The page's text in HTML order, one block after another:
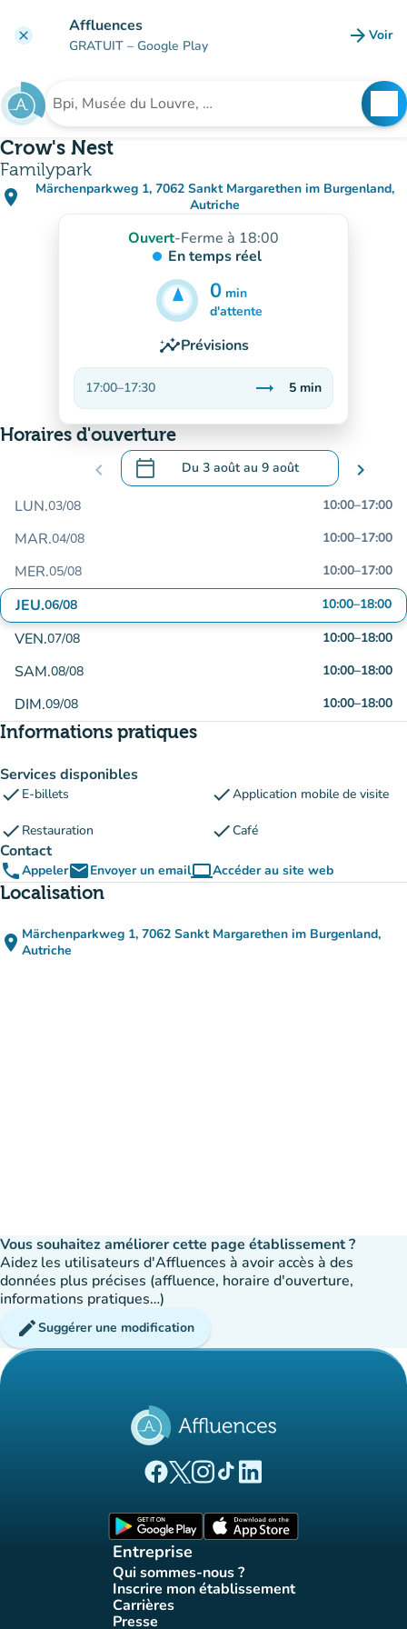
clear Affluences
GRATUIT – Google Play arrow_forward Voir
Rechercher un établissement
Crow's Nest
Familypark
place
Märchenparkweg 1, 7062 Sankt Margarethen im Burgenland,
Autriche
(ouvrir dans Google Maps)
(nouvel onglet)
Ouvert-Ferme à 18:00
En temps réel
0 min
5min
d'attente
insightsPrévisions
17:00–17:30 trending_flat
Stable
5 min
Horaires d'ouverture
chevron_left calendar_today Du 3 aoûtau 9 août
.Ouvrir le calendrier pour changer de
chevron_right
LUN.03/08 10:00–17:00
MAR.04/08 10:00–17:00
MER.05/08 10:00–17:00
JEU.06/08 10:00–18:00
VEN.07/08 10:00–18:00
SAM.08/08 10:00–18:00
DIM.09/08 10:00–18:00
Informations pratiques
Services disponibles
check E-billets checkApplication mobile de visite
check Restauration checkCafé
Contact
phoneAppeleremailEnvoyer un emailcomputerAccéder au site web
(nouvel onglet)
Localisation
place Märchenparkweg 1, 7062 Sankt Margarethen im Burgenland,
Autriche
Vous souhaitez améliorer cette page établissement ?
Aidez les utilisateurs d'Affluences à avoir accès à des
données plus précises (affluence, horaire d'ouverture,
informations pratiques…)
editSuggérer une modification
(nouvel onglet)
(nouvel onglet)
(nouvel onglet)
(nouvel onglet)
(nouvel onglet)
Entreprise
Qui sommes-nous ?
(nouvel onglet)
Inscrire mon établissement
(nouvel onglet)
Carrières(nouvel onglet)
Presse